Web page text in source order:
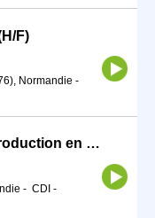
F)
Normandie -
Technicien / Technicienne de production en fabrication mécanique (H/F)
- CDI -